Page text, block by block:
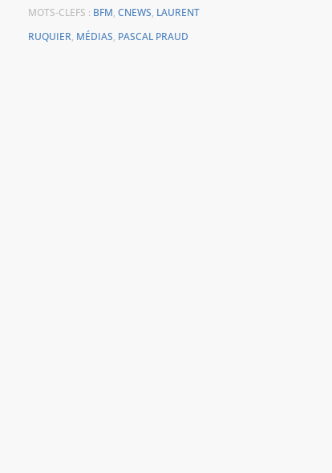
MOTS-CLEFS : BFM, CNEWS, LAURENT
RUQUIER, MÉDIAS, PASCAL PRAUD